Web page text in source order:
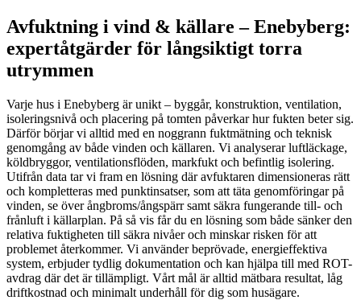
Avfuktning i vind & källare – Enebyberg:
expertåtgärder för långsiktigt torra
utrymmen
Varje hus i Enebyberg är unikt – byggår, konstruktion, ventilation,
isoleringsnivå och placering på tomten påverkar hur fukten beter sig.
Därför börjar vi alltid med en noggrann fuktmätning och teknisk
genomgång av både vinden och källaren. Vi analyserar luftläckage,
köldbryggor, ventilationsflöden, markfukt och befintlig isolering.
Utifrån data tar vi fram en lösning där avfuktaren dimensioneras rätt
och kompletteras med punktinsatser, som att täta genomföringar på
vinden, se över ångbroms/ångspärr samt säkra fungerande till- och
frånluft i källarplan. På så vis får du en lösning som både sänker den
relativa fuktigheten till säkra nivåer och minskar risken för att
problemet återkommer. Vi använder beprövade, energieffektiva
system, erbjuder tydlig dokumentation och kan hjälpa till med ROT-
avdrag där det är tillämpligt. Vårt mål är alltid mätbara resultat, låg
driftkostnad och minimalt underhåll för dig som husägare.